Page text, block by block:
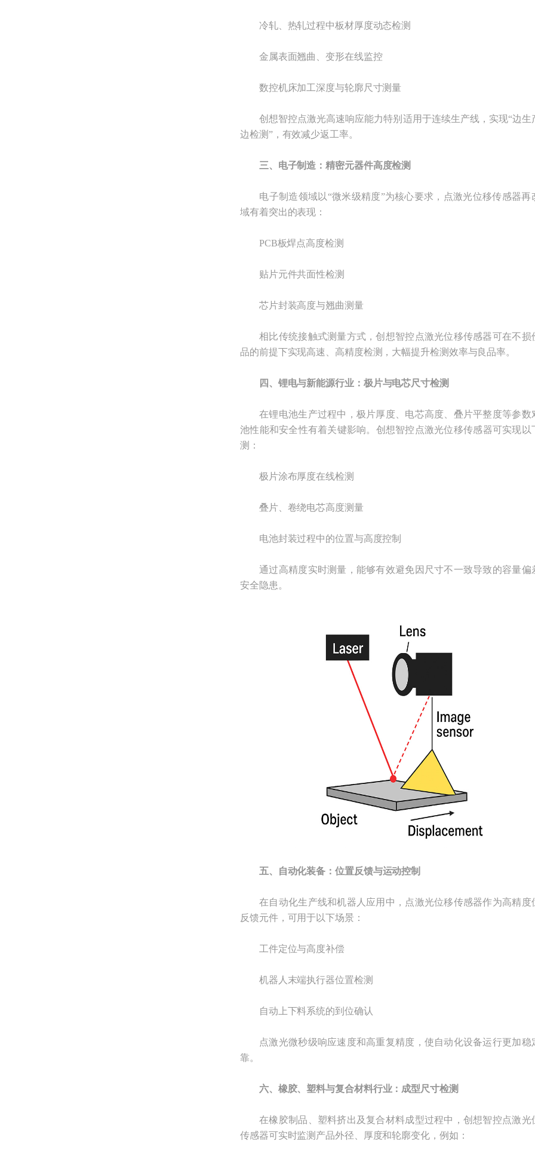
冷轧、热轧过程中板材厚度动态检测
金属表面翘曲、变形在线监控
数控机床加工深度与轮廓尺寸测量
创想智控点激光高速响应能力特别适用于连续生产线，实现“边生
边检测”，有效减少返工率。
三、电子制造：精密元器件高度检测
电子制造领域以“微米级精度”为核心要求，点激光位移传感器再
域有着突出的表现：
PCB板焊点高度检测
贴片元件共面性检测
芯片封装高度与翘曲测量
相比传统接触式测量方式，创想智控点激光位移传感器可在不损
品的前提下实现高速、高精度检测，大幅提升检测效率与良品率。
四、锂电与新能源行业：极片与电芯尺寸检测
在锂电池生产过程中，极片厚度、电芯高度、叠片平整度等参数
池性能和安全性有着关键影响。创想智控点激光位移传感器可实现以
测：
极片涂布厚度在线检测
叠片、卷绕电芯高度测量
电池封装过程中的位置与高度控制
通过高精度实时测量，能够有效避免因尺寸不一致导致的容量偏
安全隐患。
五、自动化装备：位置反馈与运动控制
在自动化生产线和机器人应用中，点激光位移传感器作为高精度
反馈元件，可用于以下场景：
工件定位与高度补偿
机器人末端执行器位置检测
自动上下料系统的到位确认
点激光微秒级响应速度和高重复精度，使自动化设备运行更加稳
靠。
六、橡胶、塑料与复合材料行业：成型尺寸检测
在橡胶制品、塑料挤出及复合材料成型过程中，创想智控点激光
传感器可实时监测产品外径、厚度和轮廓变化，例如：